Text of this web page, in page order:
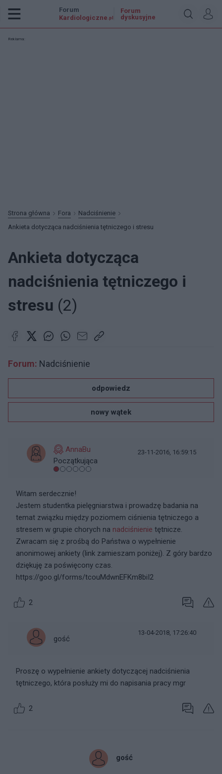
Forum
Kardiologiczne .pl
Forum
dyskusyjne
Reklama:
Strona główna Fora
Nadciśnienie
Ankieta dotycząca nadciśnienia tętniczego i stresu
Ankieta dotycząca
nadciśnienia tętniczego i
stresu (2)
Forum: Nadciśnienie
odpowiedz
nowy wątek
AnnaBu
Początkująca
23-11-2016, 16:59:15
Witam serdecznie!
Jestem studentka pielęgniarstwa i prowadzę badania na
temat związku między poziomem ciśnienia tętniczego a
stresem w grupie chorych na nadciśnienie tętnicze.
Zwracam się z prośbą do Państwa o wypełnienie
anonimowej ankiety (link zamieszam poniżej). Z góry bardzo
dziękuję za poświęcony czas.
https://goo.gl/forms/tcouMdwnEFKm8biI2
2
gość
13-04-2018, 17:26:40
Proszę o wypełnienie ankiety dotyczącej nadciśnienia
tętniczego, która posłuży mi do napisania pracy mgr
2
gość